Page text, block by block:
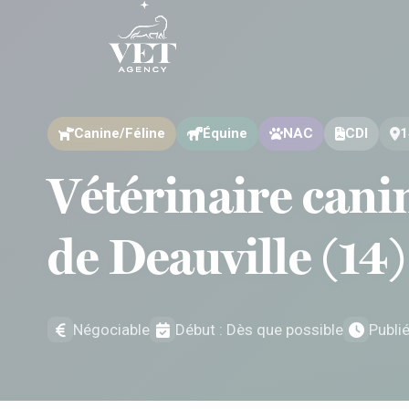
Canine/Féline Équine NAC CDI
Vétérinaire
de Deauville (14)
Négociable Début : Dès que possible